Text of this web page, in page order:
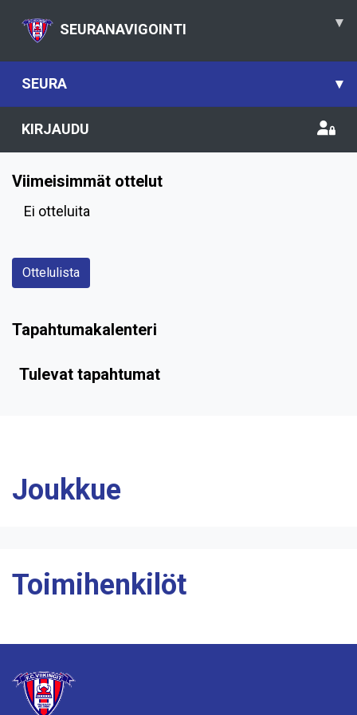
SEURANAVIGOINTI ▾
SEURA ▾
KIRJAUDU
Viimeisimmät ottelut
Ei otteluita
Ottelulista
Tapahtumakalenteri
Tulevat tapahtumat
Joukkue
Toimihenkilöt